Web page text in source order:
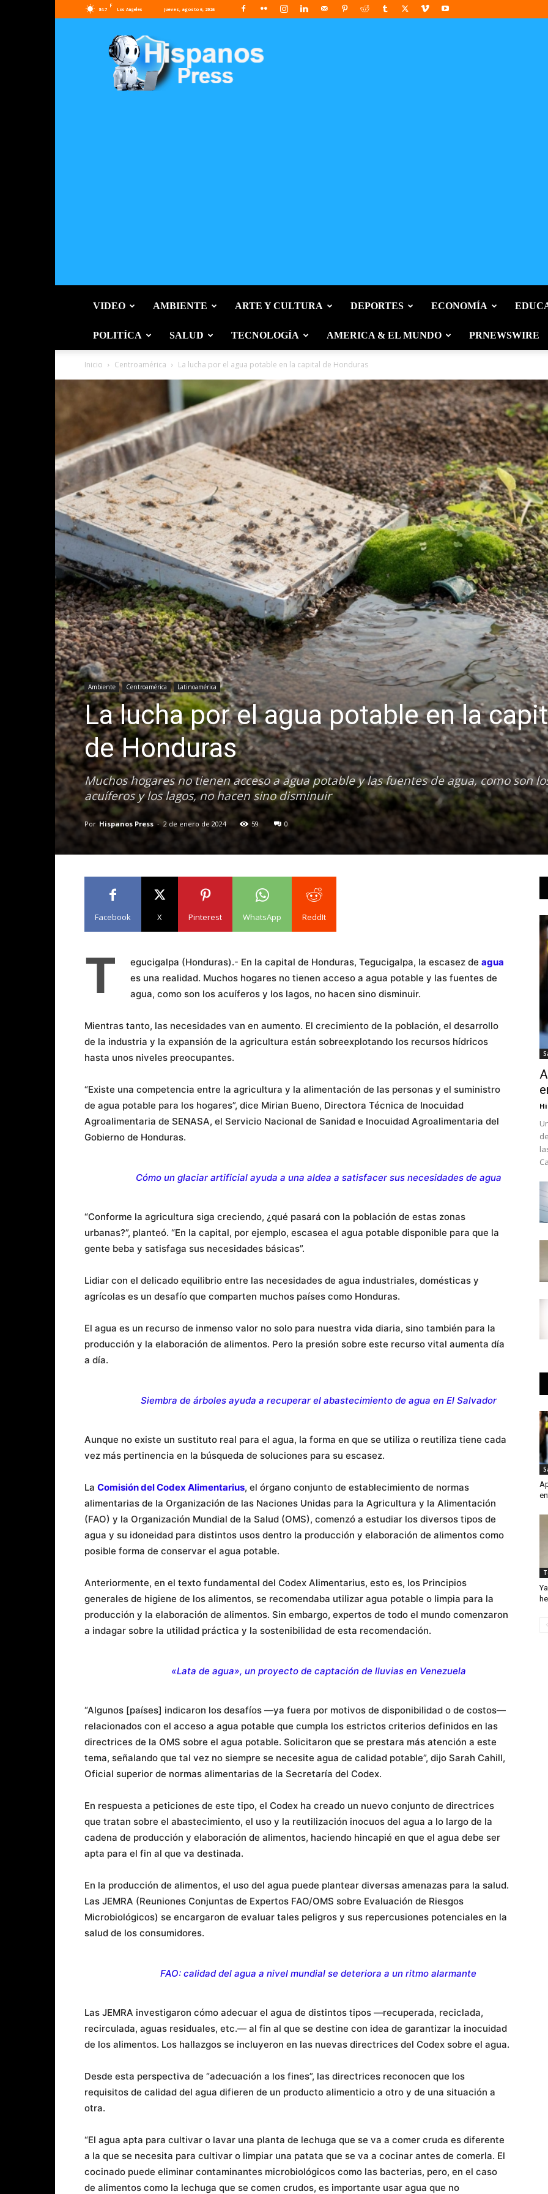
84.7
F
Los Angeles jueves, agosto 6, 2026
Press
VIDEO AMBIENTE ARTE Y CULTURA DEPORTES ECONOMÍA
POLITÍCA SALUD TECNOLOGÍA AMERICA & EL MUNDO PRNEWSWIRE
Inicio Centroamérica La lucha por el agua potable en la capital de Honduras
Ambiente Centroamérica Latinoamérica
La lucha por el agua potable en la
de Honduras
Muchos hogares no tienen acceso a agua potable y las fuentes de agua, como son
acuíferos y los lagos, no hacen sino disminuir
Por Hispanos Press - 2 de enero de 2024 59 0
Facebook X Pinterest WhatsApp ReddIt
T egucigalpa (Honduras).- En la capital de Honduras, Tegucigalpa, la escasez de agua
es una realidad. Muchos hogares no tienen acceso a agua potable y las fuentes de
agua, como son los acuíferos y los lagos, no hacen sino disminuir.
Mientras tanto, las necesidades van en aumento. El crecimiento de la población, el desarrollo
de la industria y la expansión de la agricultura están sobreexplotando los recursos hídricos
hasta unos niveles preocupantes.
“Existe una competencia entre la agricultura y la alimentación de las personas y el suministro
de agua potable para los hogares”, dice Mirian Bueno, Directora Técnica de Inocuidad
Agroalimentaria de SENASA, el Servicio Nacional de Sanidad e Inocuidad Agroalimentaria del
Gobierno de Honduras.
Cómo un glaciar artificial ayuda a una aldea a satisfacer sus necesidades de agua
“Conforme la agricultura siga creciendo, ¿qué pasará con la población de estas zonas
urbanas?”, planteó. “En la capital, por ejemplo, escasea el agua potable disponible para que la
gente beba y satisfaga sus necesidades básicas”.
Lidiar con el delicado equilibrio entre las necesidades de agua industriales, domésticas y
agrícolas es un desafío que comparten muchos países como Honduras.
El agua es un recurso de inmenso valor no solo para nuestra vida diaria, sino también para la
producción y la elaboración de alimentos. Pero la presión sobre este recurso vital aumenta día
a día.
Siembra de árboles ayuda a recuperar el abastecimiento de agua en El Salvador
Aunque no existe un sustituto real para el agua, la forma en que se utiliza o reutiliza tiene cada
vez más pertinencia en la búsqueda de soluciones para su escasez.
La Comisión del Codex Alimentarius, el órgano conjunto de establecimiento de normas
alimentarias de la Organización de las Naciones Unidas para la Agricultura y la Alimentación
(FAO) y la Organización Mundial de la Salud (OMS), comenzó a estudiar los diversos tipos de
agua y su idoneidad para distintos usos dentro la producción y elaboración de alimentos como
posible forma de conservar el agua potable.
Anteriormente, en el texto fundamental del Codex Alimentarius, esto es, los Principios
generales de higiene de los alimentos, se recomendaba utilizar agua potable o limpia para la
producción y la elaboración de alimentos. Sin embargo, expertos de todo el mundo comenzaron
a indagar sobre la utilidad práctica y la sostenibilidad de esta recomendación.
«Lata de agua», un proyecto de captación de lluvias en Venezuela
“Algunos [países] indicaron los desafíos —ya fuera por motivos de disponibilidad o de costos—
relacionados con el acceso a agua potable que cumpla los estrictos criterios definidos en las
directrices de la OMS sobre el agua potable. Solicitaron que se prestara más atención a este
tema, señalando que tal vez no siempre se necesite agua de calidad potable”, dijo Sarah Cahill,
Oficial superior de normas alimentarias de la Secretaría del Codex.
En respuesta a peticiones de este tipo, el Codex ha creado un nuevo conjunto de directrices
que tratan sobre el abastecimiento, el uso y la reutilización inocuos del agua a lo largo de la
cadena de producción y elaboración de alimentos, haciendo hincapié en que el agua debe ser
apta para el fin al que va destinada.
En la producción de alimentos, el uso del agua puede plantear diversas amenazas para la salud.
Las JEMRA (Reuniones Conjuntas de Expertos FAO/OMS sobre Evaluación de Riesgos
Microbiológicos) se encargaron de evaluar tales peligros y sus repercusiones potenciales en la
salud de los consumidores.
FAO: calidad del agua a nivel mundial se deteriora a un ritmo alarmante
Las JEMRA investigaron cómo adecuar el agua de distintos tipos —recuperada, reciclada,
recirculada, aguas residuales, etc.— al fin al que se destine con idea de garantizar la inocuidad
de los alimentos. Los hallazgos se incluyeron en las nuevas directrices del Codex sobre el agua.
Desde esta perspectiva de “adecuación a los fines”, las directrices reconocen que los
requisitos de calidad del agua difieren de un producto alimenticio a otro y de una situación a
otra.
“El agua apta para cultivar o lavar una planta de lechuga que se va a comer cruda es diferente
a la que se necesita para cultivar o limpiar una patata que se va a cocinar antes de comerla. El
cocinado puede eliminar contaminantes microbiológicos como las bacterias, pero, en el caso
de alimentos como la lechuga que se comen crudos, es importante usar agua que no